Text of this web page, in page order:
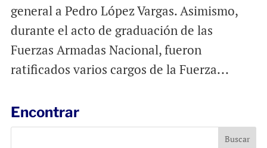
general a Pedro López Vargas. Asimismo,
durante el acto de graduación de las
Fuerzas Armadas Nacional, fueron
ratificados varios cargos de la Fuerza...
Encontrar